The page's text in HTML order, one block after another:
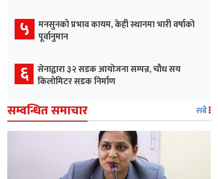
५ मनसुनको प्रभाव कायम, केही स्थानमा भारी वर्षाको
पूर्वानुमान
६ सेनाद्वारा ३२ सडक आयोजना सम्पन्न, चौध सय
किलोमिटर सडक निर्माण
सम्वन्धित समाचार सबै